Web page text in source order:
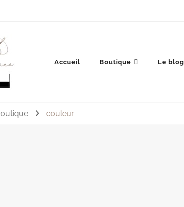
mode, bijoux … Accueil Boutique Le blog
couleur